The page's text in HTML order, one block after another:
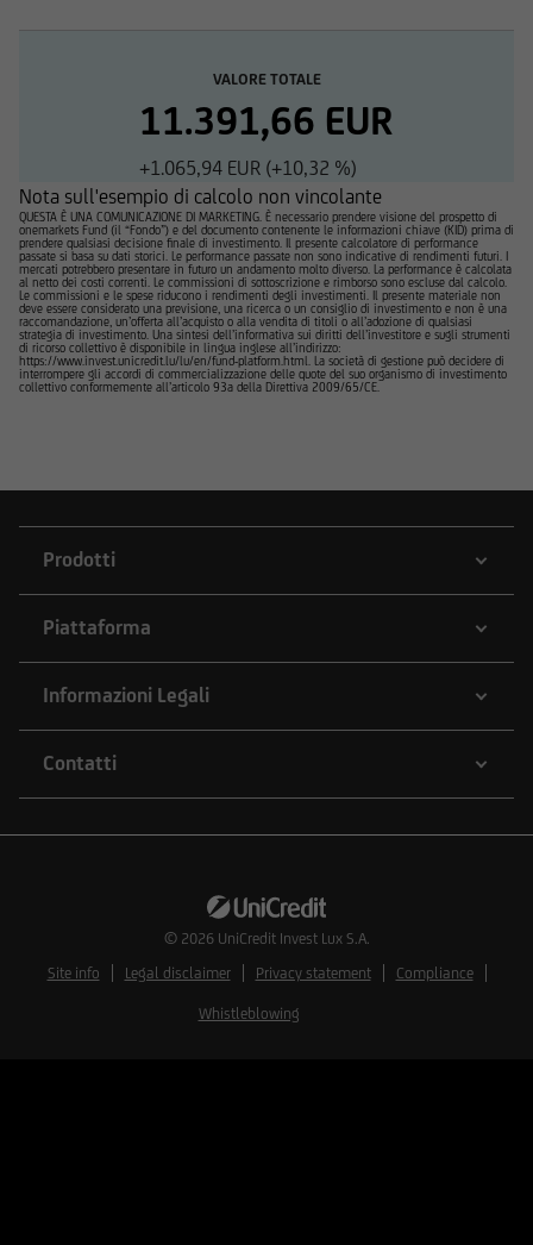
VALORE TOTALE
11.391,66 EUR
+1.065,94 EUR (+10,32 %)
Nota sull'esempio di calcolo non vincolante
QUESTA È UNA COMUNICAZIONE DI MARKETING. È necessario prendere visione del prospetto di
onemarkets Fund (il “Fondo”) e del documento contenente le informazioni chiave (KID) prima di
prendere qualsiasi decisione finale di investimento. Il presente calcolatore di performance
passate si basa su dati storici. Le performance passate non sono indicative di rendimenti futuri. I
mercati potrebbero presentare in futuro un andamento molto diverso. La performance è calcolata
al netto dei costi correnti. Le commissioni di sottoscrizione e rimborso sono escluse dal calcolo.
Le commissioni e le spese riducono i rendimenti degli investimenti. Il presente materiale non
deve essere considerato una previsione, una ricerca o un consiglio di investimento e non è una
raccomandazione, un’offerta all’acquisto o alla vendita di titoli o all’adozione di qualsiasi
strategia di investimento. Una sintesi dell’informativa sui diritti dell’investitore e sugli strumenti
di ricorso collettivo è disponibile in lingua inglese all’indirizzo:
https://www.invest.unicredit.lu/lu/en/fund-platform.html. La società di gestione può decidere di
interrompere gli accordi di commercializzazione delle quote del suo organismo di investimento
collettivo conformemente all’articolo 93a della Direttiva 2009/65/CE.
Prodotti
Piattaforma
Informazioni Legali
Contatti
© 2026 UniCredit Invest Lux S.A.
Site info
Legal disclaimer Privacy statement Compliance
Whistleblowing